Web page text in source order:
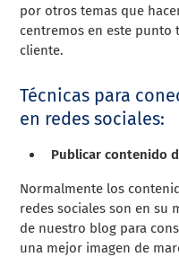
por otros temas que
centremos en este
cliente.
Técnicas para
en redes sociales:
Publicar contenido
Normalmente los
redes sociales son en su
de nuestro blog para
una mejor imagen de